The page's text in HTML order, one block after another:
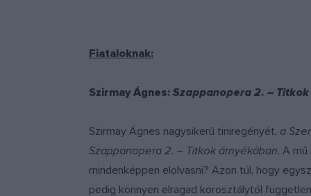
Fiataloknak:
Szirmay Ágnes: Szappanopera 2. –
Szirmay Ágnes nagysikerű tiniregényét, a
Szappanopera 2. – Titkok árnyékában. A
mindenképpen elolvasni? Azon túl, hogy
pedig könnyen elragad korosztálytól